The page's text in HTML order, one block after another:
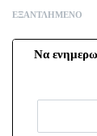
ΕΞΑΝΤΛΗΜΈΝΟ
Να